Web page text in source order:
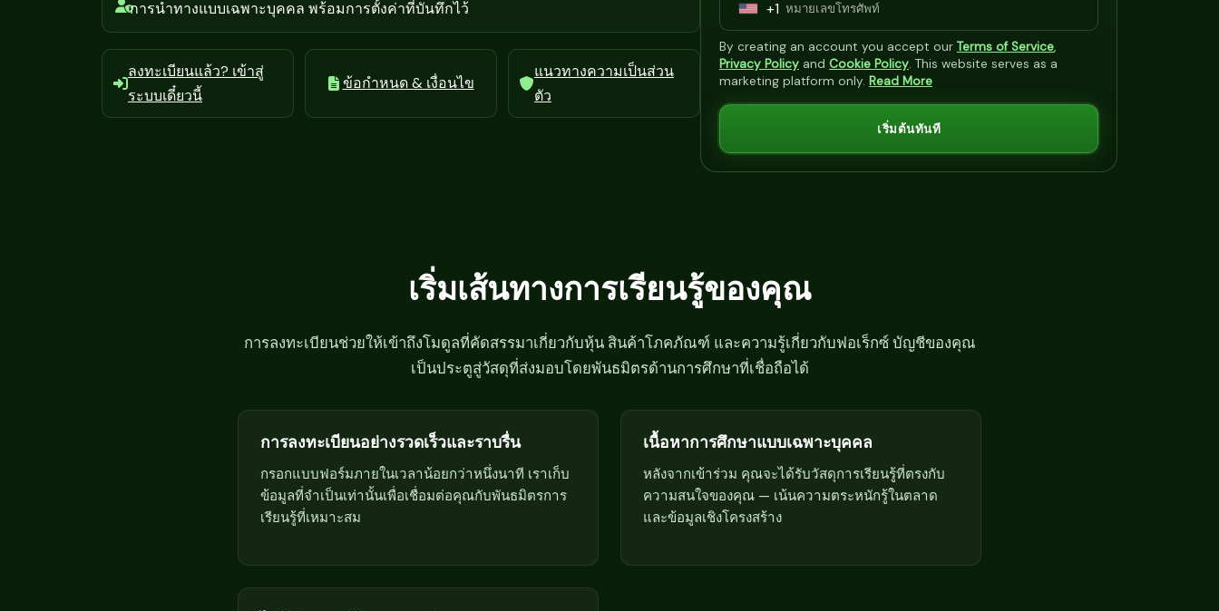
การนำทางแบบเฉพาะบุคคล พร้อมการตั้งค่าที่บันทึกไว้
ลงทะเบียนแล้ว? เข้าสู่
ระบบเดี๋ยวนี้
ข้อกำหนด & เงื่อนไข
แนวทางความเป็นส่วน
ตัว
U
n
i
t
s
+1
By creating an account you accept our Terms of Service,
Privacy Policy and Cookie Policy. This website serves as a
marketing platform only. Read More
เริ่มต้นทันที
เริ่มเส้นทางการเรียนรู้ของคุณ
การลงทะเบียนช่วยให้เข้าถึงโมดูลที่คัดสรรมาเกี่ยวกับหุ้น สินค้าโภคภัณฑ์ และความรู้เกี่ยวกับฟอเร็กซ์ บัญชีของคุณ
เป็นประตูสู่วัสดุที่ส่งมอบโดยพันธมิตรด้านการศึกษาที่เชื่อถือได้
การลงทะเบียนอย่างรวดเร็วและราบรื่น
กรอกแบบฟอร์มภายในเวลาน้อยกว่าหนึ่งนาที เราเก็บ
ข้อมูลที่จำเป็นเท่านั้นเพื่อเชื่อมต่อคุณกับพันธมิตรการ
เรียนรู้ที่เหมาะสม
เนื้อหาการศึกษาแบบเฉพาะบุคคล
หลังจากเข้าร่วม คุณจะได้รับวัสดุการเรียนรู้ที่ตรงกับ
ความสนใจของคุณ — เน้นความตระหนักรู้ในตลาด
และข้อมูลเชิงโครงสร้าง